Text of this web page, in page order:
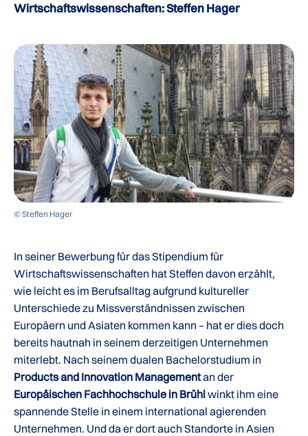
Wirtschaftswissenschaften: Steffen Hager
© Steffen Hager
In seiner Bewerbung für das Stipendium für
Wirtschaftswissenschaften hat Steffen davon erzählt,
wie leicht es im Berufsalltag aufgrund kultureller
Unterschiede zu Missverständnissen zwischen
Europäern und Asiaten kommen kann – hat er dies doch
bereits hautnah in seinem derzeitigen Unternehmen
miterlebt. Nach seinem dualen Bachelorstudium in
Products and Innovation Managementan der
Europäischen Fachhochschule in Brühlwinkt ihm eine
spannende Stelle in einem international agierenden
Unternehmen. Und da er dort auch Standorte in Asien